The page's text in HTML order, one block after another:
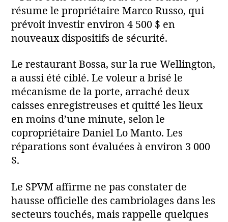
résume le propriétaire Marco Russo, qui
prévoit investir environ 4 500 $ en
nouveaux dispositifs de sécurité.
Le restaurant Bossa, sur la rue Wellington,
a aussi été ciblé. Le voleur a brisé le
mécanisme de la porte, arraché deux
caisses enregistreuses et quitté les lieux
en moins d’une minute, selon le
copropriétaire Daniel Lo Manto. Les
réparations sont évaluées à environ 3 000
$.
Le SPVM affirme ne pas constater de
hausse officielle des cambriolages dans les
secteurs touchés, mais rappelle quelques